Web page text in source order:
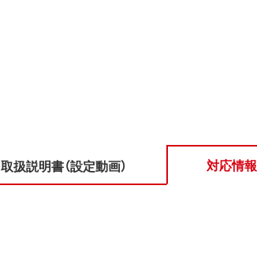
取扱説明書（設定動画） 対応情報